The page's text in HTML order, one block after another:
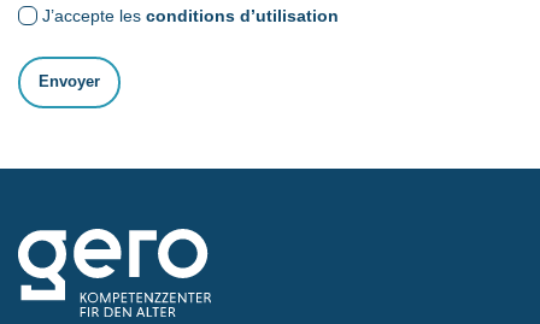
J’accepte les conditions d’utilisation